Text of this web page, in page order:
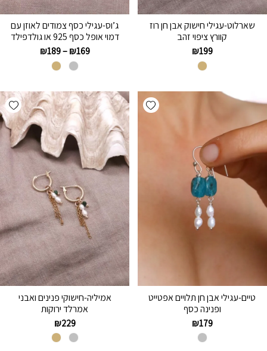
שארלוט-עגילי חישוק אבן חן רוז
קוורץ ציפוי זהב
₪199
ג’וס-עגילי כסף צמודים לאוזן עם
דמוי אופל כסף 925 או גולדפילד
₪169
–
₪189
Add wishlist
טיים-עגילי אבן חן תלויים אפטייט
ופנינה כסף
₪179
אמיליה-חישוקי פנינים ואבני
אמרלד ירוקות
₪229